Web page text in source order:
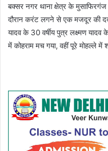
बक्सर नगर थाना क्षेत्र के
दौरान करंट लगने से एक मजदूर की
यादव के 30 वर्षीय पुत्र लक्ष्मण
में कोहराम मच गया, वहीं पूरे मोहल्ले में